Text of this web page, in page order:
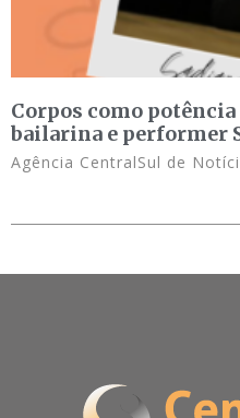
Corpos como
bailarina e performer
Agência CentralSul de